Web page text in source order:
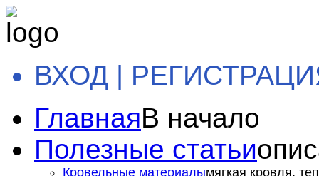
ВХОД |
ГлавнаяВ начало
Полезные статьи
Кровельные материалымягкая кровля,